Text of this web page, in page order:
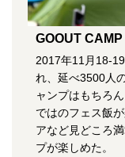
GOOUT
2017年11月18-
れ、延べ3500人
ャンプはもちろ
ではのフェス飯
アなど見どころ
プが楽しめた。